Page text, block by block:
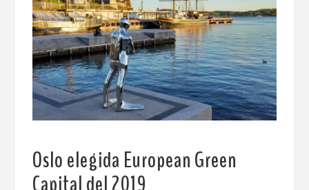
Oslo elegida European Green